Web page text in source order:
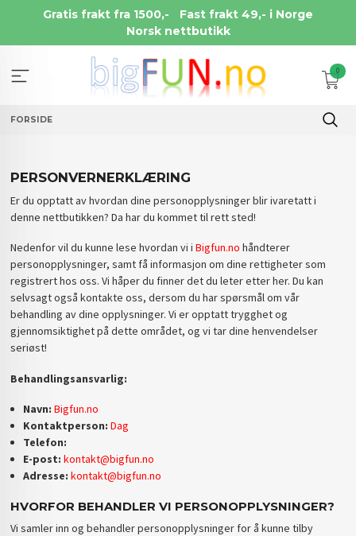
Gratis frakt fra 1500,-
Fast frakt 49,- i Norge
Norsk nettbutikk
0
FORSIDE
PERSONVERNERKLÆRING
Er du opptatt av hvordan dine personopplysninger blir ivaretatt i
denne nettbutikken? Da har du kommet til rett sted!
Nedenfor vil du kunne lese hvordan vi iBigfun.no håndterer
personopplysninger, samt få informasjon om dine rettigheter som
registrert hos oss. Vi håper du finner det du leter etter her. Du kan
selvsagt også kontakte oss, dersom du har spørsmål om vår
behandling av dine opplysninger. Vi er opptatt trygghet og
gjennomsiktighet på dette området, og vi tar dine henvendelser
seriøst!
Behandlingsansvarlig:
Navn: Bigfun.no
Kontaktperson: Dag
Telefon:
E-post: kontakt@bigfun.no
Adresse: kontakt@bigfun.no
HVORFOR BEHANDLER VI PERSONOPPLYSNINGER?
Vi samler inn og behandler personopplysninger for å kunne tilby